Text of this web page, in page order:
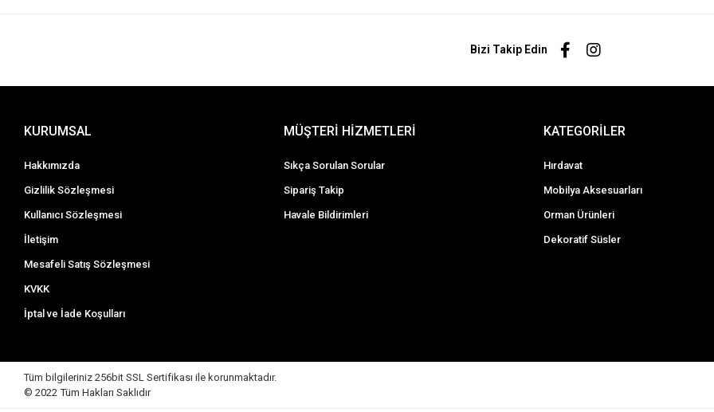
Bizi Takip Edin
KURUMSAL
Hakkımızda
Gizlilik Sözleşmesi
Kullanıcı Sözleşmesi
İletişim
Mesafeli Satış Sözleşmesi
KVKK
İptal ve İade Koşulları
MÜŞTERİ HİZMETLERİ
Sıkça Sorulan Sorular
Sipariş Takip
Havale Bildirimleri
KATEGORİLER
Hırdavat
Mobilya Aksesuarları
Orman Ürünleri
Dekoratif Süsler
Tüm bilgileriniz 256bit SSL Sertifikası ile korunmaktadır.
© 2022Tüm Hakları Saklıdır